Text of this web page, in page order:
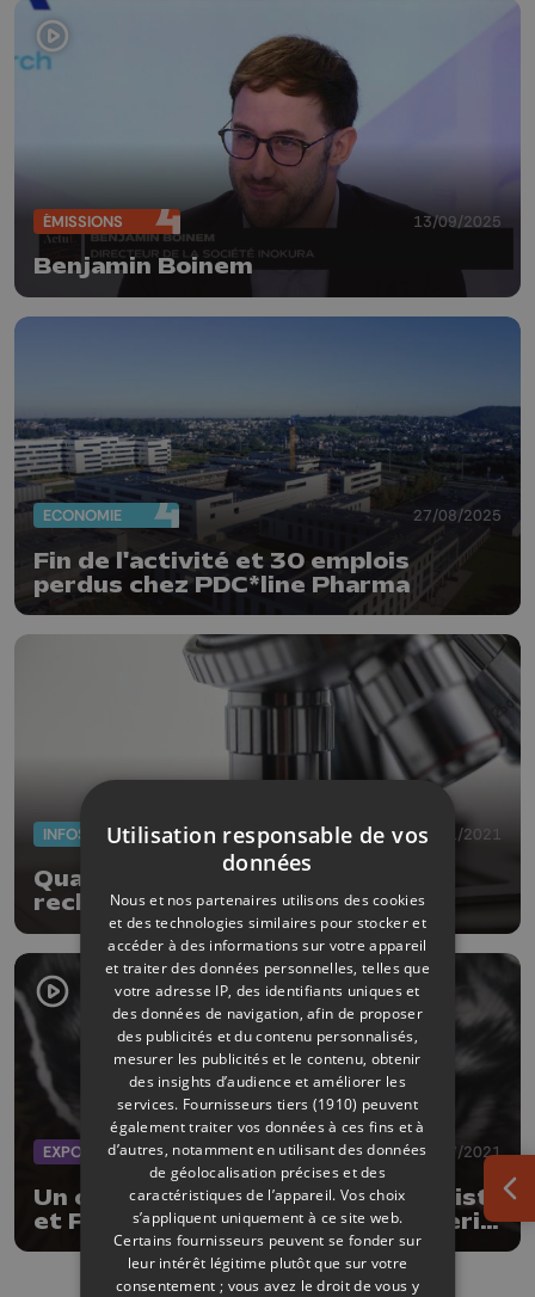
ÉMISSIONS 13/09/2025
Benjamin Boinem
ECONOMIE 27/08/2025
Fin de l'activité et 30 emplois
perdus chez PDC*line Pharma
INFOS 12/11/2021
Quatre millions pour renforcer la
recherche à Liège
EXPOS 31/07/2021
Un oeuf d'autruche pour Noir Artist
et Pauline Dubisy bientôt à la galerie
Liehrmann
Utilisation responsable de vos
données
Nous et nos partenaires utilisons des cookies
et des technologies similaires pour stocker et
accéder à des informations sur votre appareil
et traiter des données personnelles, telles que
votre adresse IP, des identifiants uniques et
des données de navigation, afin de proposer
des publicités et du contenu personnalisés,
mesurer les publicités et le contenu, obtenir
des insights d’audience et améliorer les
services. Fournisseurs tiers (1910) peuvent
également traiter vos données à ces fins et à
d’autres, notamment en utilisant des données
de géolocalisation précises et des
caractéristiques de l’appareil. Vos choix
s’appliquent uniquement à ce site web.
Certains fournisseurs peuvent se fonder sur
leur intérêt légitime plutôt que sur votre
consentement ; vous avez le droit de vous y